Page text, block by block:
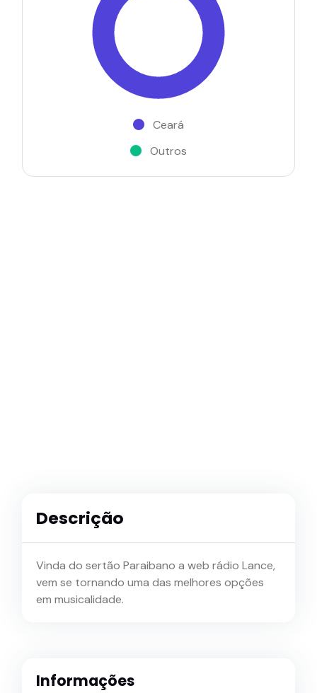
Ceará
Outros
Descrição
Vinda do sertão Paraibano a web rádio Lance,
vem se tornando uma das melhores opções
em musicalidade.
Informações